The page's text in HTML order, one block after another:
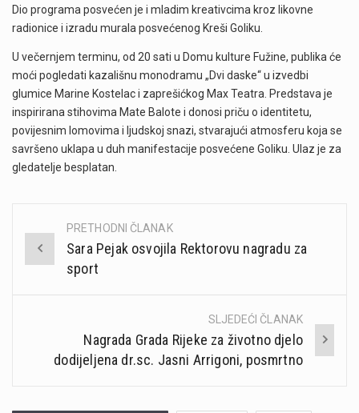
Dio programa posvećen je i mladim kreativcima kroz likovne
radionice i izradu murala posvećenog Kreši Goliku.
U večernjem terminu, od 20 sati u Domu kulture Fužine, publika će
moći pogledati kazališnu monodramu „Dvi daske“ u izvedbi
glumice Marine Kostelac i zaprešićkog Max Teatra. Predstava je
inspirirana stihovima Mate Balote i donosi priču o identitetu,
povijesnim lomovima i ljudskoj snazi, stvarajući atmosferu koja se
savršeno uklapa u duh manifestacije posvećene Goliku. Ulaz je za
gledatelje besplatan.
Post
navigation
PRETHODNI ČLANAK
Sara Pejak osvojila Rektorovu nagradu za
sport
SLJEDEĆI ČLANAK
Nagrada Grada Rijeke za životno djelo
dodijeljena dr.sc. Jasni Arrigoni, posmrtno